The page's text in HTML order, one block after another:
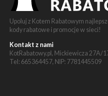
Upoluj z Kotem Rabatowym
kody rabatowe i promocje w sieci!
Kontakt z nami
KotRabatowy.pl, Mickiewicza 27A/
Tel: 665364457, NIP: 7781445509